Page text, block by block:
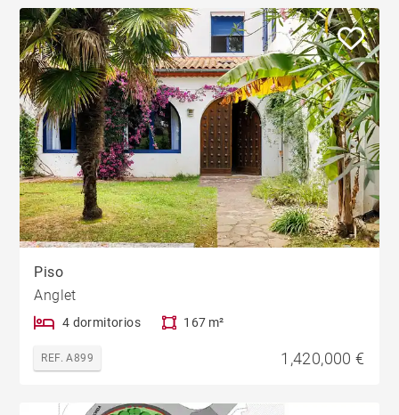
Piso
Anglet
4 dormitorios 167 m²
REF. A899 1,420,000 €